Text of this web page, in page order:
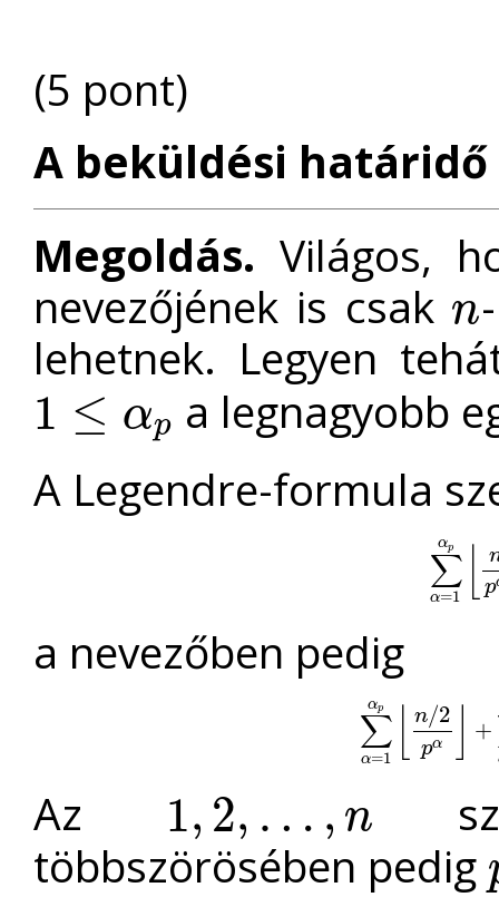
(5 pont)
A beküldési határidő
Megoldás. Világos,
nevezőjének is csak n
n
lehetnek. Legyen
1 ≤ αp
1≤ p
a legnagyobb
A Legendre-formula
∑
α=1
αp
p
∑α = α
a nevezőben pedig
∑
α=1
αp n/2
pα +
∑α = αp⌊n 2p
Az 1, 2, … , n
1,2, …,n
többszörösében pedig